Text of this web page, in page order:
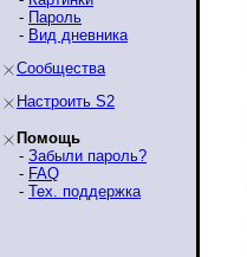
- Пароль
- Вид дневника
Сообщества
Настроить S2
Помощь
- Забыли пароль?
- FAQ
- Тех. поддержка